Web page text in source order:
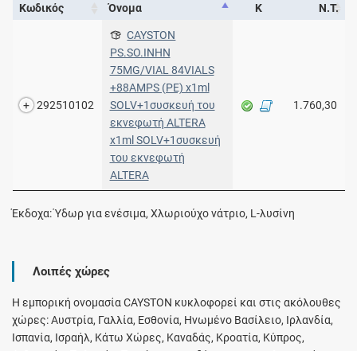
Κωδικός Όνομα Κ Ν.Τ.
292510102
CAYSTON
PS.SO.INHN
75MG/VIAL 84VIALS
+88AMPS (PE) x1ml
SOLV+1συσκευή του
εκνεφωτή ALTERA
x1ml SOLV+1συσκευή
του εκνεφωτή
ALTERA
1.760,30
Έκδοχα: Ύδωρ για ενέσιμα, Χλωριούχο νάτριο, L-λυσίνη
Λοιπές χώρες
Η εμπορική ονομασία CAYSTON κυκλοφορεί και στις ακόλουθες
χώρες: Αυστρία, Γαλλία, Εσθονία, Ηνωμένο Βασίλειο, Ιρλανδία,
Ισπανία, Ισραήλ, Κάτω Χώρες, Καναδάς, Κροατία, Κύπρος,